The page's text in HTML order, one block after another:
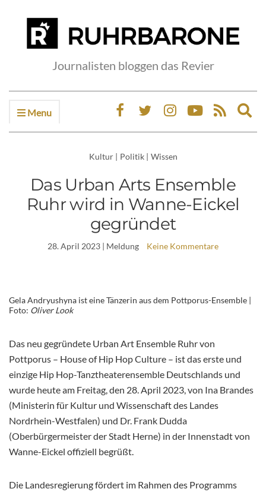
Journalisten bloggen das Revier
Menu
Kultur | Politik | Wissen
Das Urban Arts Ensemble
Ruhr wird in Wanne-Eickel
gegründet
28. April 2023 | Meldung Keine Kommentare
Gela Andryushyna ist eine Tänzerin aus dem Pottporus-Ensemble |
Foto: Oliver Look
Das neu gegründete Urban Art Ensemble Ruhr von
Pottporus – House of Hip Hop Culture – ist das erste und
einzige Hip Hop-Tanztheaterensemble Deutschlands und
wurde heute am Freitag, den 28. April 2023, von Ina Brandes
(Ministerin für Kultur und Wissenschaft des Landes
Nordrhein-Westfalen) und Dr. Frank Dudda
(Oberbürgermeister der Stadt Herne) in der Innenstadt von
Wanne-Eickel offiziell begrüßt.
Die Landesregierung fördert im Rahmen des Programms